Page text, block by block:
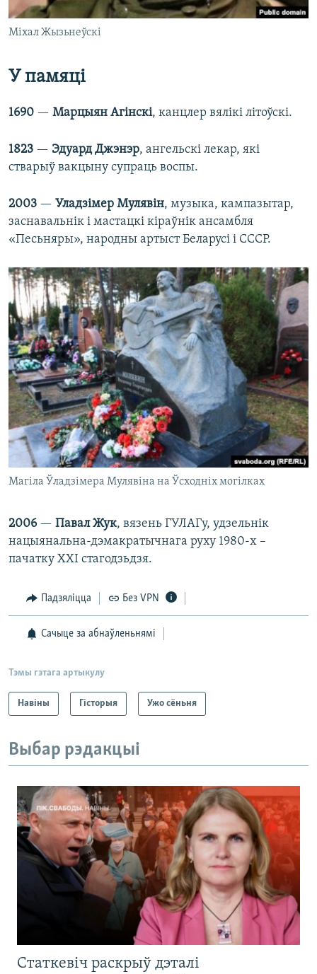
Міхал Жызьнеўскі
У памяці
1690 — Марцыян Агінскі, канцлер вялікі літоўскі.
1823 — Эдуард Джэнэр, ангельскі лекар, які
стварыў вакцыну супраць воспы.
2003 — Уладзімер Мулявін, музыка, кампазытар,
заснавальнік і мастацкі кіраўнік ансамбля
«Песьняры», народны артыст Беларусі і СССР.
Магіла Ўладзімера Мулявіна на Ўсходніх могілках
2006 — Павал Жук, вязень ГУЛАГу, удзельнік
нацыянальна-дэмакратычнага руху 1980-х –
пачатку ХХІ стагодзьдзя.
Падзяліцца Без VPN
Сачыце за абнаўленьнямі
Тэмы гэтага артыкулу
Навіны Гісторыя Ужо сёньня
Выбар рэдакцыі
Статкевіч раскрыў дэталі